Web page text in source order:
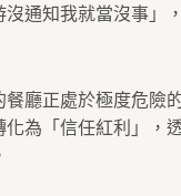
通知我就當沒事」
廳正處於極度危險
為「信任紅利」，